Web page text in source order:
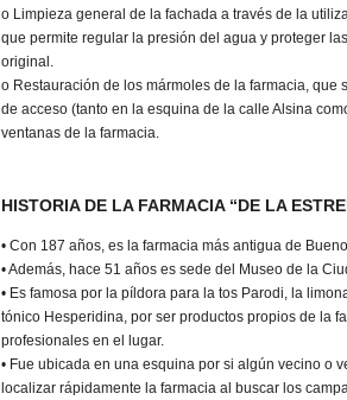
o Limpieza general de la fachada a través de la
que permite regular la presión del agua y proteger
original.
o Restauración de los mármoles de la farmacia, que
de acceso (tanto en la esquina de la calle Alsina
ventanas de la farmacia.
HISTORIA DE LA FARMACIA “DE LA
• Con 187 años, es la farmacia más antigua de
• Además, hace 51 años es sede del Museo de la
• Es famosa por la píldora para la tos Parodi, la
tónico Hesperidina, por ser productos propios de la
profesionales en el lugar.
• Fue ubicada en una esquina por si algún vecino o
localizar rápidamente la farmacia al buscar los